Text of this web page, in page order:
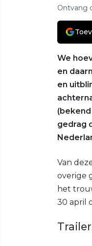
Ontvang
We
en
en
gedrag
Van
overige
het
30 april